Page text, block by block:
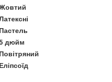
Пастель
дюйм
Повітряний
Еліпсоїд